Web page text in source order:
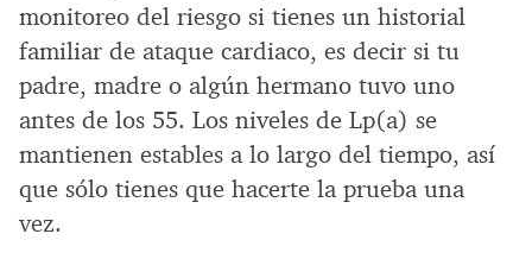
monitoreo del riesgo si tienes un historial
familiar de ataque cardiaco, es decir si tu
padre, madre o algún hermano tuvo uno
antes de los 55. Los niveles de Lp(a) se
mantienen estables a lo largo del tiempo, así
que sólo tienes que hacerte la prueba una
vez.